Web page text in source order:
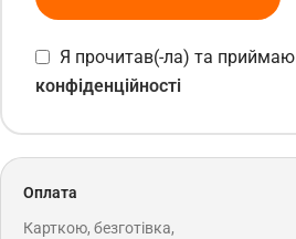
Я прочитав(-ла) та приймаю
конфіденційності
Оплата
Карткою, безготівка,